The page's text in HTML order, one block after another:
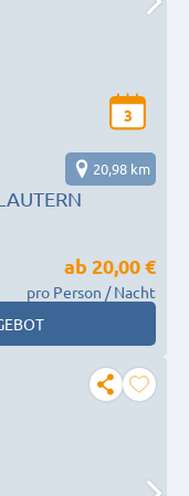
3
20,98 km
ab 20,00 €
pro Person / Nacht